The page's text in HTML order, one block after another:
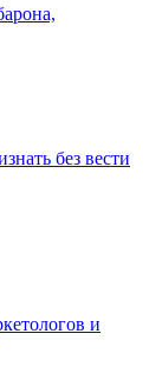
без вести
и